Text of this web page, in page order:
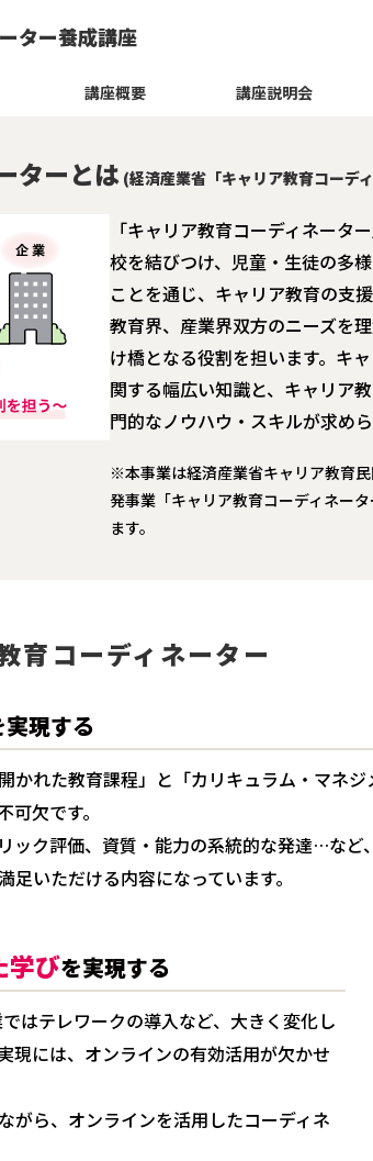
ター養成講座
講座概要 講座説明会
ターとは (経済産業省「キャリア教育コーデ
「キャリア教育コーディネータ
校を結びつけ、児童・生徒の多
ことを通じ、キャリア教育の支
教育界、産業界双方のニーズを
け橋となる役割を担います。キ
関する幅広い知識と、キャリア
門的なノウハウ・スキルが求めら
※本事業は経済産業省キャリア教育
発事業「キャリア教育コーディネー
ます。
育コーディネーター
実現する
かれた教育課程」と「カリキュラム・マネ
欠です。
ック評価、資質・能力の系統的な発達…など
いただける内容になっています。
学びを実現する
はテレワークの導入など、大きく変化し
現には、オンラインの有効活用が欠かせ
がら、オンラインを活用したコーディネ